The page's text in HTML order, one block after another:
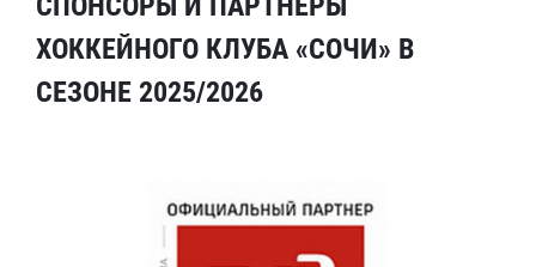
ХОККЕЙНОГО КЛУБА «СОЧИ» В
СЕЗОНЕ 2025/2026